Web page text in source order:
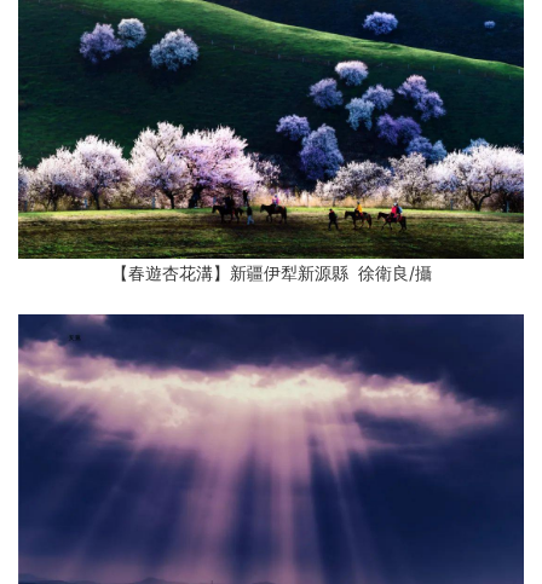
【春遊杏花溝】新疆伊犁新源縣 徐衛良/攝